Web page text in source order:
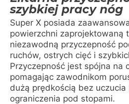
szybkiej pracy nóg
Super X posiada
powierzchni zaprojektowaną
niezawodną przyczepność
ruchów, ostrych cięć i
Przyczepność jest spójna na
pomagając zawodnikom
dużą prędkością bez
ograniczenia pod stopami.